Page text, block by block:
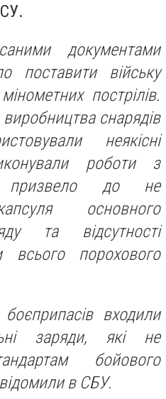
документами
поставити війську
пострілів.
снарядів
неякісні
роботи з
до не
основного
та відсутності
всього порохового
входили
заряди, які не
бойового
в СБУ.